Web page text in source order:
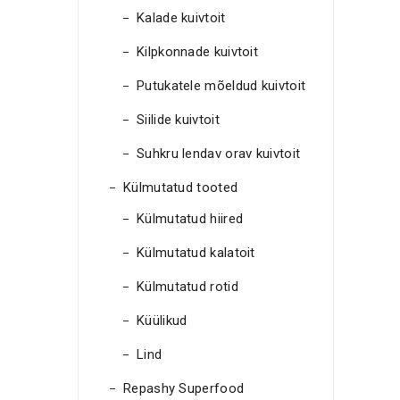
Kalade kuivtoit
Kilpkonnade kuivtoit
Putukatele mõeldud kuivtoit
Siilide kuivtoit
Suhkru lendav orav kuivtoit
Külmutatud tooted
Külmutatud hiired
Külmutatud kalatoit
Külmutatud rotid
Küülikud
Lind
Repashy Superfood